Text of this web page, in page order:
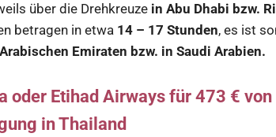
über die Drehkreuze in Abu Dhabi bzw.
betragen in etwa 14 – 17 Stunden, es ist
Emiraten bzw. in Saudi Arabien.
oder Etihad Airways für 473 €
in Thailand